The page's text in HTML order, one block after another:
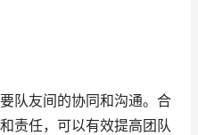
队友间的协同和沟通。合
责任，可以有效提高团队